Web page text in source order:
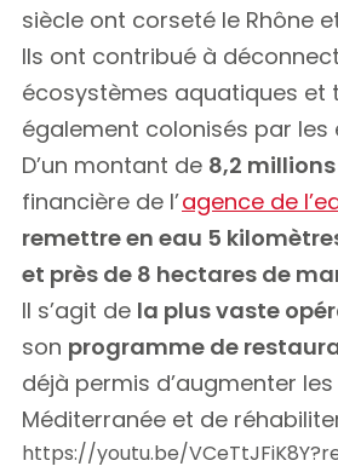
siècle ont corseté le Rhône
Ils ont contribué à
écosystèmes aquatiques et
également colonisés par
D’un montant de 8,2
financière de l’agence de
remettre en eau 5
et près de 8 hectares de
Il s’agit de la plus vaste
son programme de
déjà permis d’augmenter
Méditerranée et de
https://youtu.be/